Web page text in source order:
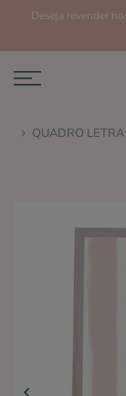
Deseja revender
QUADRO